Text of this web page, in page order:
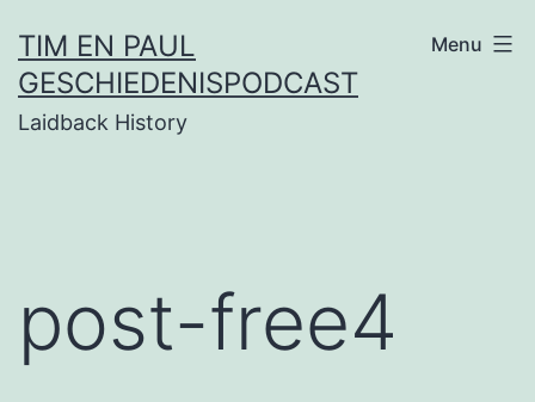
naar
de
inhoud
TIM EN PAUL
GESCHIEDENISPODCAST
Laidback History
Menu
post-free4